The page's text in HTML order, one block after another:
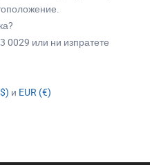
0029 или ни изпратете
и EUR (€)